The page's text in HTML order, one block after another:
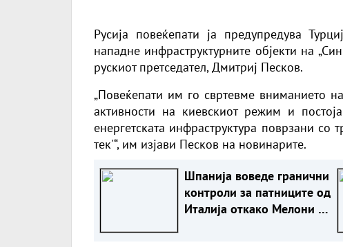
Русија повеќепати ја предупредува
нападне инфраструктурните објекти на
рускиот претседател, Дмитриј Песков.
„Повеќепати им го свртевме вниманието
активности на киевскиот режим и
енергетската инфраструктура поврзани со
тек'“, им изјави Песков на новинарите.
Шпанија воведе гранични
контроли за патниците од
Италија откако Мелони го